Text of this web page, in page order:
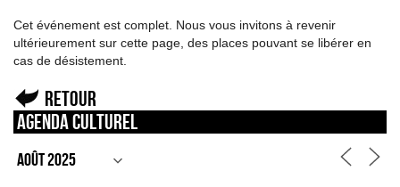
Cet événement est complet. Nous vous invitons à revenir
ultérieurement sur cette page, des places pouvant se libérer en
cas de désistement.
Retour
Agenda culturel